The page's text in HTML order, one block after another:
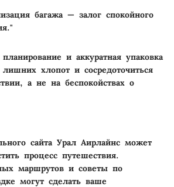
багажа — залог спокойного
и аккуратная упаковка
хлопот и сосредоточиться
а не на беспокойствах о
сайта Урал Аирлайнс может
процесс путешествия.
маршрутов и советы по
могут сделать ваше